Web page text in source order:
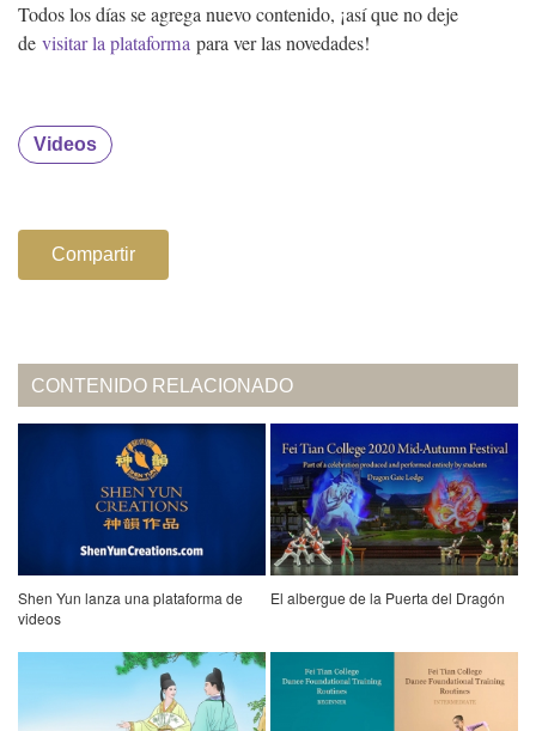
Todos los días se agrega nuevo contenido, ¡así que no deje
de visitar la plataforma para ver las novedades!
Videos
Compartir
CONTENIDO RELACIONADO
Shen Yun lanza una plataforma de
videos
El albergue de la Puerta del Dragón